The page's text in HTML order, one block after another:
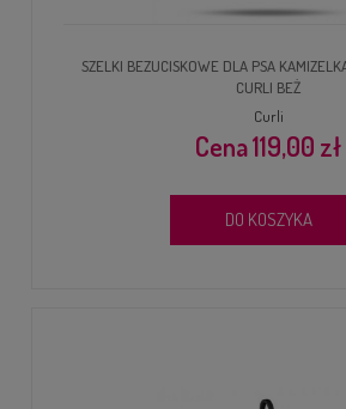
SZELKI BEZUCISKOWE DLA PSA
CURLI BEŻ
Curli
119,00 zł
DO KOSZYKA